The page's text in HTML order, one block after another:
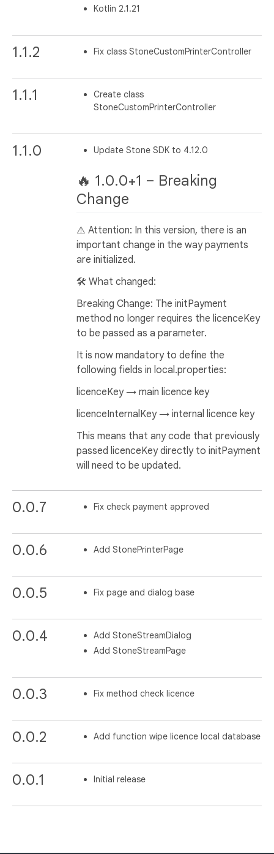
Kotlin 2.1.21
1.1.2 Fix class StoneCustomPrinterController
1.1.1
Create class
StoneCustomPrinterController
1.1.0 Update Stone SDK to 4.12.0
🔥 1.0.0+1 – Breaking
Change
⚠️ Attention: In this version, there is an
important change in the way payments
are initialized.
🛠️ What changed:
Breaking Change: The initPayment
method no longer requires the licenceKey
to be passed as a parameter.
It is now mandatory to define the
following fields in local.properties:
licenceKey → main licence key
licenceInternalKey → internal licence key
This means that any code that previously
passed licenceKey directly to initPayment
will need to be updated.
0.0.7 Fix check payment approved
0.0.6 Add StonePrinterPage
0.0.5 Fix page and dialog base
0.0.4
Add StoneStreamDialog
Add StoneStreamPage
0.0.3 Fix method check licence
0.0.2 Add function wipe licence local database
0.0.1 Initial release